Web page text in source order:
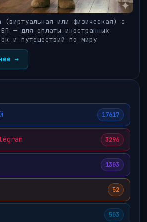
(виртуальная или физическая) с
— для оплаты иностранных
и путешествий по миру
→
17617
3296
1303
52
503